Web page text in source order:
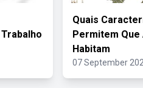
Quais
Permitem Que
Habitam
07 September